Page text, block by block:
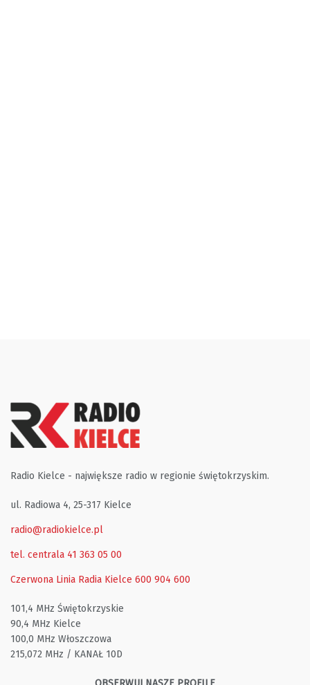
Radio Kielce - największe radio w regionie świętokrzyskim.
ul. Radiowa 4, 25-317 Kielce
radio@radiokielce.pl
tel. centrala 41 363 05 00
Czerwona Linia Radia Kielce 600 904 600
101,4 MHz Świętokrzyskie
90,4 MHz Kielce
100,0 MHz Włoszczowa
215,072 MHz / KANAŁ 10D